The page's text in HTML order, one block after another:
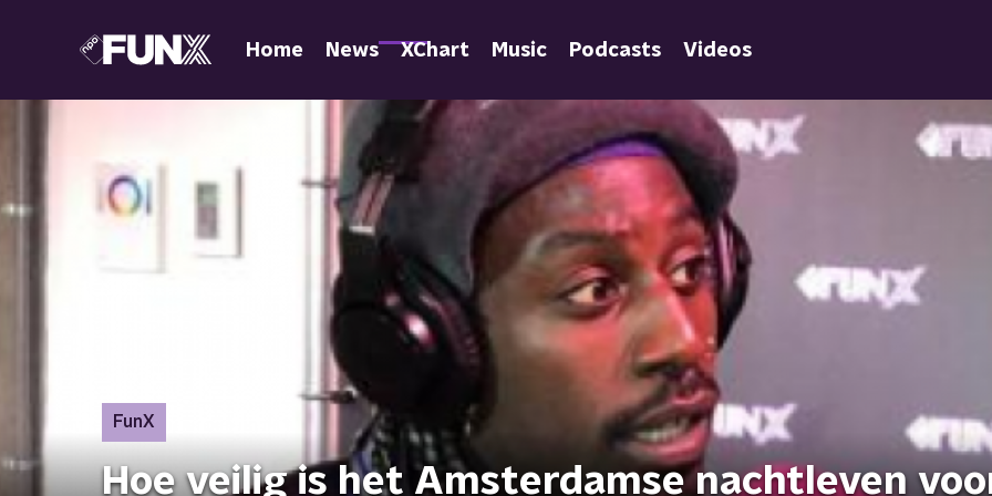
Home News XChart Music Podcasts Videos
FunX
Hoe veilig is het Amsterdamse nachtleven